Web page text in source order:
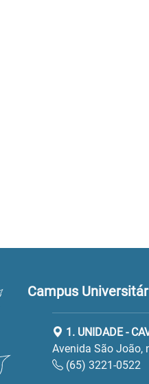
Campus
1. UNIDADE -
Avenida São João,
(65) 3221-0522